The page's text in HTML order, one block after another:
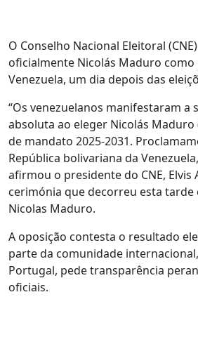
O Conselho Nacional Eleitoral
oficialmente Nicolás Maduro
Venezuela, um dia depois das
“Os venezuelanos manifestaram a
absoluta ao eleger Nicolás Maduro
de mandato 2025-2031.
República bolivariana da
afirmou o presidente do CNE, Elvis
cerimónia que decorreu esta tarde
Nicolas Maduro.
A oposição contesta o resultado
parte da comunidade
Portugal, pede transparência
oficiais.